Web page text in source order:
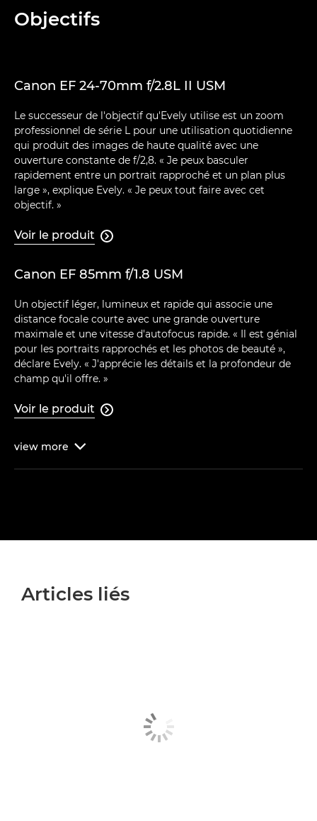
Objectifs
Canon EF 24-70mm f/2.8L II USM
Le successeur de l'objectif qu'Evely utilise est un zoom
professionnel de série L pour une utilisation quotidienne
qui produit des images de haute qualité avec une
ouverture constante de f/2,8. « Je peux basculer
rapidement entre un portrait rapproché et un plan plus
large », explique Evely. « Je peux tout faire avec cet
objectif. »
Voir le produit 
Canon EF 85mm f/1.8 USM
Un objectif léger, lumineux et rapide qui associe une
distance focale courte avec une grande ouverture
maximale et une vitesse d'autofocus rapide. « Il est génial
pour les portraits rapprochés et les photos de beauté »,
déclare Evely. « J'apprécie les détails et la profondeur de
champ qu'il offre. »
Voir le produit 
view more 
Articles liés